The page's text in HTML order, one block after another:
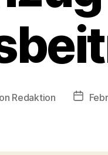
Redaktion